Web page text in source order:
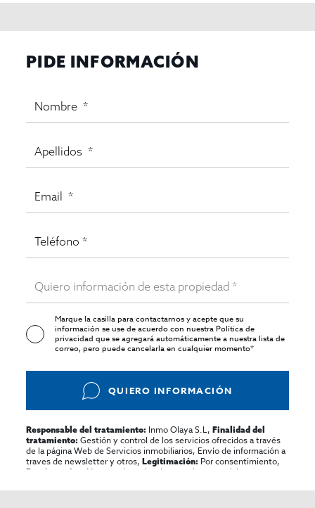
PIDE INFORMACIÓN
Marque la casilla para contactarnos y acepte que su
información se use de acuerdo con nuestraPolítica de
privacidadque se agregará automáticamente a nuestra lista de
correo, pero puede cancelarla en cualquier momento*
QUIERO INFORMACIÓN
Responsable del tratamiento: Inmo Olaya S.L,Finalidad del
tratamiento: Gestión y control de los servicios ofrecidos a través
de la página Web de Servicios inmobiliarios, Envío de información a
traves de newsletter y otros,Legitimación: Por consentimiento,
Destinatarios:
No se cederan los datos, salvo para elaborar
rectificar y suprimir los datos, solicitar la portabilidad de los